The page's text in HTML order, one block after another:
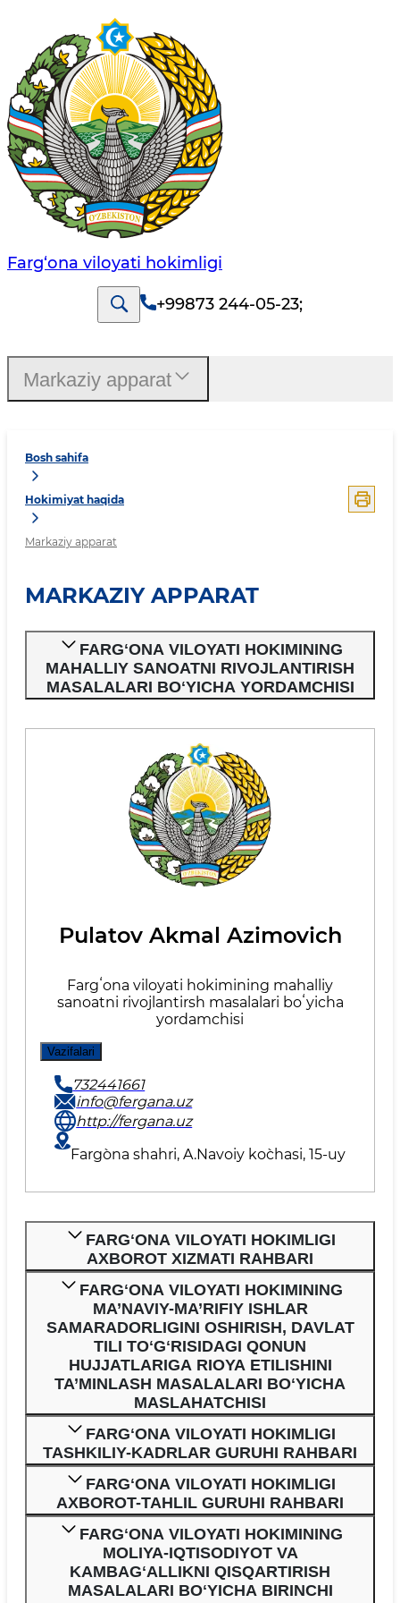
Farg‘оnа vilоyati hоkimligi
+99873 244-05-23;
Bosh sahifa
Hokimiyat haqida
Markaziy apparat
MARKAZIY APPARAT
FARGʻONA VILOYATI HOKIMINING
MAHALLIY SANOATNI RIVOJLANTIRISH
MASALALARI BOʻYICHA YORDAMCHISI
Pulatov Akmal Azimovich
Fargʻona viloyati hokimining mahalliy
sanoatni rivojlantirsh masalalari boʻyicha
yordamchisi
Vazifalari
732441661
info@fergana.uz
http://fergana.uz
Fаrg`оnа shаhri, A.Nаvоiy ko`chаsi, 15-uy
FARGʻONA VILOYATI HOKIMLIGI
AXBOROT XIZMATI RAHBARI
FARGʻONA VILOYATI HOKIMINING
MA’NAVIY-MA’RIFIY ISHLAR
SAMARADORLIGINI OSHIRISH, DAVLAT
TILI TOʻGʻRISIDAGI QONUN
HUJJATLARIGA RIOYA ETILISHINI
TA’MINLASH MASALALARI BOʻYICHA
MASLAHATCHISI
FARGʻONA VILOYATI HOKIMLIGI
TASHKILIY-KADRLAR GURUHI RAHBARI
FARGʻONA VILOYATI HOKIMLIGI
AXBOROT-TAHLIL GURUHI RAHBARI
FARGʻONA VILOYATI HOKIMINING
MOLIYA-IQTISODIYOT VA
KAMBAGʻALLIKNI QISQARTIRISH
MASALALARI BOʻYICHA BIRINCHI
Markaziy apparat